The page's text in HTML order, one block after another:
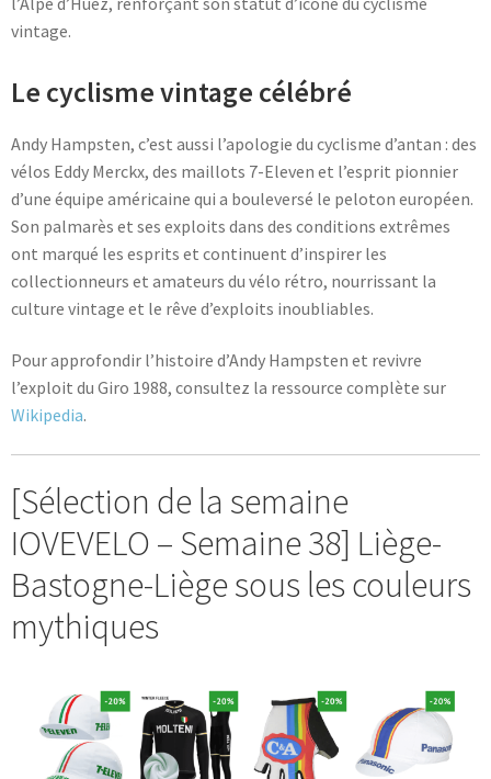
vintage.
Le cyclisme vintage célébré
Andy Hampsten, c’est aussi l’apologie du cyclisme d’antan : des
vélos Eddy Merckx, des maillots 7-Eleven et l’esprit pionnier
d’une équipe américaine qui a bouleversé le peloton européen.
Son palmarès et ses exploits dans des conditions extrêmes
ont marqué les esprits et continuent d’inspirer les
collectionneurs et amateurs du vélo rétro, nourrissant la
culture vintage et le rêve d’exploits inoubliables.
Pour approfondir l’histoire d’Andy Hampsten et revivre
l’exploit du Giro 1988, consultez la ressource complète sur
Wikipedia.
[Sélection de la semaine
IOVEVELO – Semaine 38] Liège-
Bastogne-Liège sous les couleurs
mythiques